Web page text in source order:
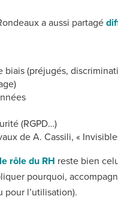
a aussi partagé
(préjugés,
(RGPD…)
de A. Cassili, «
le rôle du RH reste bien
pourquoi,
l’utilisation).